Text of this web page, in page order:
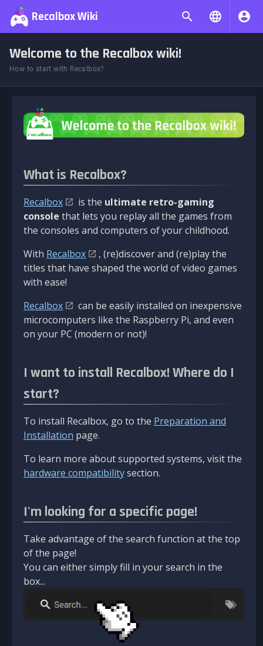
Recalbox Wiki
Welcome to the Recalbox wiki!
How to start with Recalbox?
What is Recalbox?
Recalbox is the ultimate retro-gaming
console that lets you replay all the games from
the consoles and computers of your childhood.
With Recalbox
, (re)discover and (re)play the
titles that have shaped the world of video games
with ease!
Recalbox
can be easily installed on inexpensive
microcomputers like the Raspberry Pi, and even
on your PC (modern or not)!
I want to install Recalbox! Where do I
start?
To install Recalbox, go to the Preparation and
Installation page.
To learn more about supported systems, visit the
hardware compatibilitysection.
I'm looking for a specific page!
Take advantage of the search function at the top
of the page!
You can either simply fill in your search in the
box...